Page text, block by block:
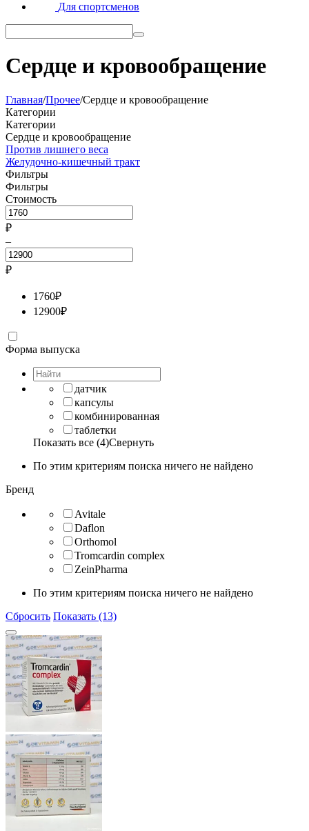
Для спортсменов
Сердце и кровообращение
Главная/Прочее/Сердце и кровообращение
Категории
Категории
Сердце и кровообращение
Против лишнего веса
Желудочно-кишечный тракт
Фильтры
Фильтры
Стоимость
₽
–
₽
1760₽
12900₽
Форма выпуска
датчик
капсулы
комбинированная
таблетки
Показать все (4)Свернуть
По этим критериям поиска ничего не найдено
Бренд
Avitale
Daflon
Orthomol
Tromcardin complex
ZeinPharma
По этим критериям поиска ничего не найдено
Сбросить Показать (13)